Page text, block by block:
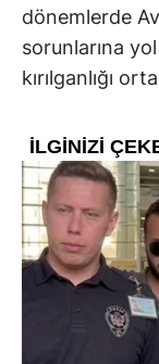
dönemlerde
sorunlarına
kırılganlığı